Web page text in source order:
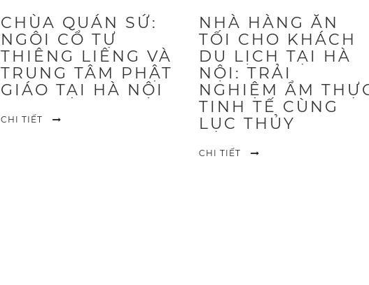
CHÙA QUÁN SỨ:
NGÔI CỔ TỰ
THIÊNG LIÊNG VÀ
TRUNG TÂM PHẬT
GIÁO TẠI HÀ NỘI
CHI TIẾT
NHÀ HÀNG ĂN
TỐI CHO KHÁCH
DU LỊCH TẠI HÀ
NỘI: TRẢI
NGHIỆM ẨM
TINH TẾ CÙNG
LỤC THỦY
CHI TIẾT